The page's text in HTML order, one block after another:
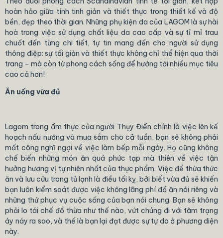
hoàn hảo giữa tính tinh giản và thiết thực trong thiết kế và độ
bền, đẹp theo thời gian. Những phụ kiện da của LAGOM là sự hài
hoà trong việc sử dụng chất liệu da cao cấp và sự tỉ mỉ trau
chuốt đến từng chi tiết, tự tin mang đến cho người sử dụng
thông điệp: sự tối giản và thiết thực không chỉ thể hiện qua thời
trang – mà còn từ phong cách sống để hướng tới nhiều mục tiêu
cao cả hơn!
Ăn uống vừa đủ
Lagom trong ẩm thực của người Thụy Điển chính là việc lên kế
hoạch nấu nướng và mua sắm cho cả tuần, bạn sẽ không phải
mất công nghĩ ngợi về việc làm bếp mỗi ngày. Họ cũng không
chế biến những món ăn quá phức tạp mà thiên về việc tận
hưởng hương vị tự nhiên nhất của thực phẩm. Việc để thừa thức
ăn và lưu cữu trong tủ lạnh là điều tối kỵ, bởi biết vừa đủ sẽ khiến
bạn luôn kiểm soát được việc không lãng phí đồ ăn nói riêng và
những thứ phục vụ cuộc sống của bạn nói chung. Bạn sẽ không
phải lo tái chế đồ thừa như thế nào, vứt chúng đi với tâm trạng
áy náy ra sao, và thế là bạn lại đạt được sự tự do ở phương diện
này.